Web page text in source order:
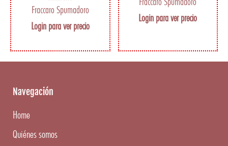
Fraccaro Spumadoro
Login para ver precio
Login para ver precio
Navegación
Home
Quiénes somos